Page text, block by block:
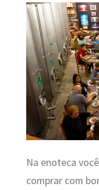
Na enoteca
comprar com